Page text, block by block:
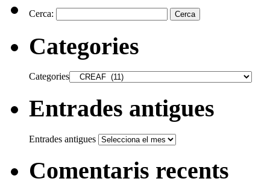
Cerca:
Categories
Categories
Entrades antigues
Entrades antigues
Comentaris recents